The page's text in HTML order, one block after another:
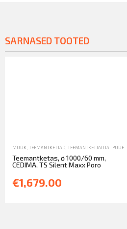
SARNASED TOOTED
MÜÜK TEEMANTKETTAD TEEMANTKETTAD JA -PUURID
Teemantketas, ø 1000/60 mm,
CEDIMA, TS Silent Maxx Poro
€1,679.00